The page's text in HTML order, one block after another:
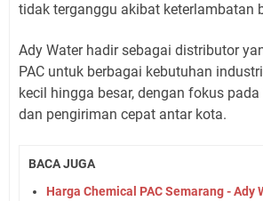
tidak terganggu akibat keterlambatan
Ady Water hadir sebagai distributor
PAC untuk berbagai kebutuhan
kecil hingga besar, dengan fokus
dan pengiriman cepat antar kota.
BACA JUGA
Harga Chemical PAC Semarang - Ady